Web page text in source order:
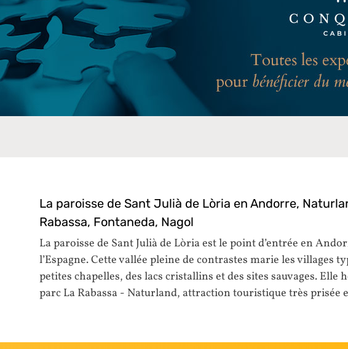
La paroisse de Sant Julià de Lòria en Andorre,
Rabassa, Fontaneda, Nagol
La paroisse de Sant Julià de Lòria est le point d’entrée en
l’Espagne. Cette vallée pleine de contrastes marie les villages
petites chapelles, des lacs cristallins et des sites sauvages. Elle
parc La Rabassa - Naturland, attraction touristique très prisée